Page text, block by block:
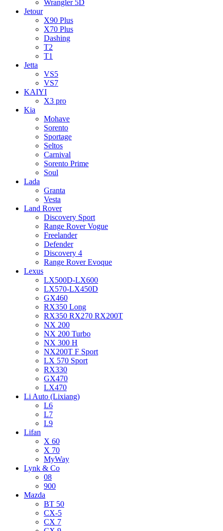
Wrangler 5D
Jetour
X90 Plus
X70 Plus
Dashing
T2
T1
Jetta
VS5
VS7
KAIYI
X3 pro
Kia
Mohave
Sorento
Sportage
Seltos
Carnival
Sorento Prime
Soul
Lada
Granta
Vesta
Land Rover
Discovery Sport
Range Rover Vogue
Freelander
Defender
Discovery 4
Range Rover Evoque
Lexus
LX500D-LX600
LX570-LX450D
GX460
RX350 Long
RX350 RX270 RX200T
NX 200
NX 200 Turbo
NX 300 H
NX200T F Sport
LX 570 Sport
RX330
GX470
LX470
Li Auto (Lixiang)
L6
L7
L9
Lifan
X 60
X 70
MyWay
Lynk & Co
08
900
Mazda
BT 50
CX-5
CX 7